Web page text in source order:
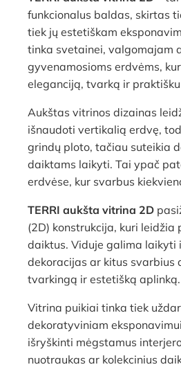
funkcionalus baldas, skirtas
tiek jų estetiškam
tinka svetainei, valgomajam
gyvenamosioms erdvėms,
eleganciją, tvarką ir
Aukštas vitrinos dizainas
išnaudoti vertikalią erdvę,
grindų ploto, tačiau suteikia
daiktams laikyti. Tai ypač
erdvėse, kur svarbus
TERRI aukšta vitrina 2D
(2D) konstrukcija, kuri
daiktus. Viduje galima laikyti
dekoracijas ar kitus svarbius
tvarkingą ir estetišką aplinką.
Vitrina puikiai tinka tiek
dekoratyviniam
išryškinti mėgstamus
nuotraukas ar kolekcinius